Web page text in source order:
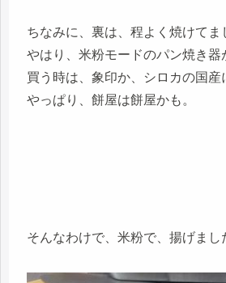
ちなみに、裏は、程よく焼けてま
やはり、米粉モードのパン焼き器
買う時は、象印か、シロカの国産
やっぱり、餅屋は餅屋かも。
そんなわけで、米粉で、揚げまし